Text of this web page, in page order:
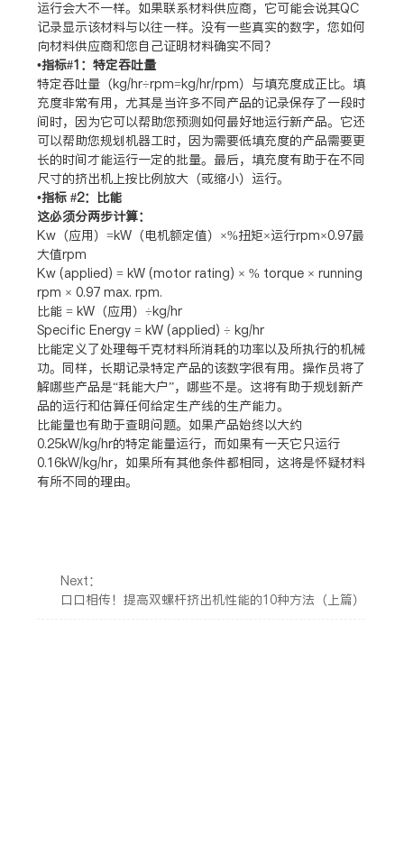
运行会大不一样。如果联系材料供应商，它可能会说其QC
记录显示该材料与以往一样。没有一些真实的数字，您如何
向材料供应商和您自己证明材料确实不同？
•指标#1：特定吞吐量
特定吞吐量（kg/hr÷rpm=kg/hr/rpm）与填充度成正比。填
充度非常有用，尤其是当许多不同产品的记录保存了一段时
间时，因为它可以帮助您预测如何最好地运行新产品。它还
可以帮助您规划机器工时，因为需要低填充度的产品需要更
长的时间才能运行一定的批量。最后，填充度有助于在不同
尺寸的挤出机上按比例放大（或缩小）运行。
•指标 #2：比能
这必须分两步计算：
Kw（应用）=kW（电机额定值）×%扭矩×运行rpm×0.97最
大值rpm
Kw (applied) = kW (motor rating) × % torque × running
rpm × 0.97 max. rpm.
比能 = kW（应用）÷kg/hr
Specific Energy = kW (applied) ÷ kg/hr
比能定义了处理每千克材料所消耗的功率以及所执行的机械
功。同样，长期记录特定产品的该数字很有用。操作员将了
解哪些产品是“耗能大户”，哪些不是。这将有助于规划新产
品的运行和估算任何给定生产线的生产能力。
比能量也有助于查明问题。如果产品始终以大约
0.25kW/kg/hr的特定能量运行，而如果有一天它只运行
0.16kW/kg/hr，如果所有其他条件都相同，这将是怀疑材料
有所不同的理由。
Next：
口口相传！提高双螺杆挤出机性能的10种方法（上篇）